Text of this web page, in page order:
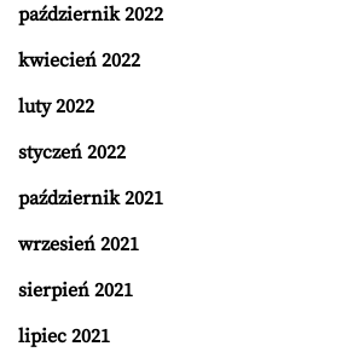
październik 2022
kwiecień 2022
luty 2022
styczeń 2022
październik 2021
wrzesień 2021
sierpień 2021
lipiec 2021